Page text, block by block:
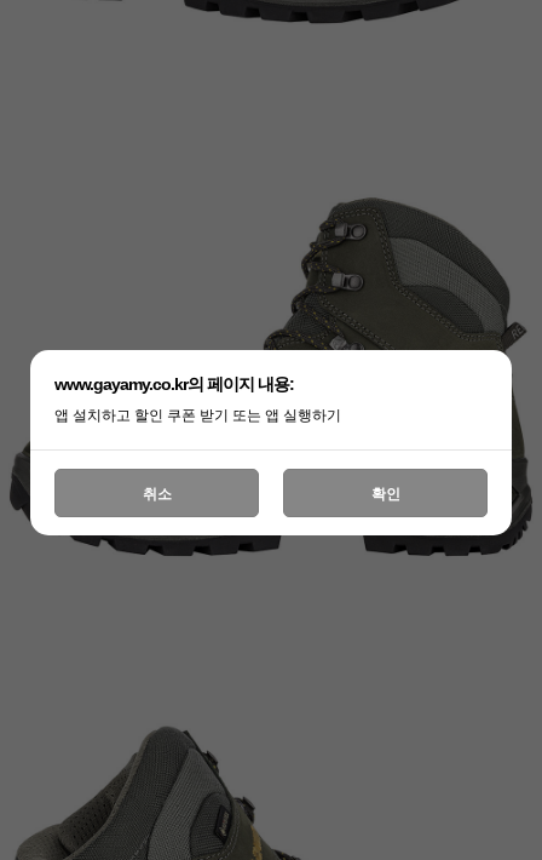
www.gayamy.co.kr의 페이지 내용:
앱 설치하고 할인 쿠폰 받기 또는 앱 실행하기
취소 확인